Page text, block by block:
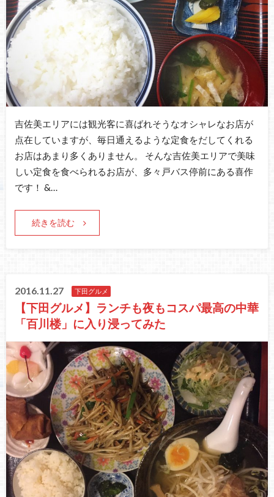
吉佐美エリアには観光客に喜ばれそうなオシャレなお店が
点在していますが、毎日通えるような定食をだしてくれる
お店はあまり多くありません。 そんな吉佐美エリアで美味
しい定食を食べられるお店が、多々戸バス停前にある喜作
です！ &…
続きを読む
2016.11.27 下田グルメ
【下田グルメ】ランチも夜もコスパ最高の中華
「百川楼」に入り浸ってみた